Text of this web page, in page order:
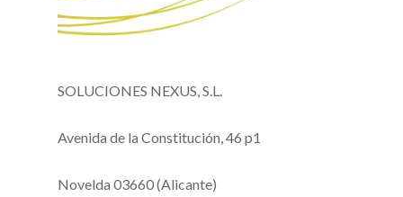
SOLUCIONES NEXUS, S.L.
Avenida de la Constitución, 46 p1
Novelda 03660 (Alicante)